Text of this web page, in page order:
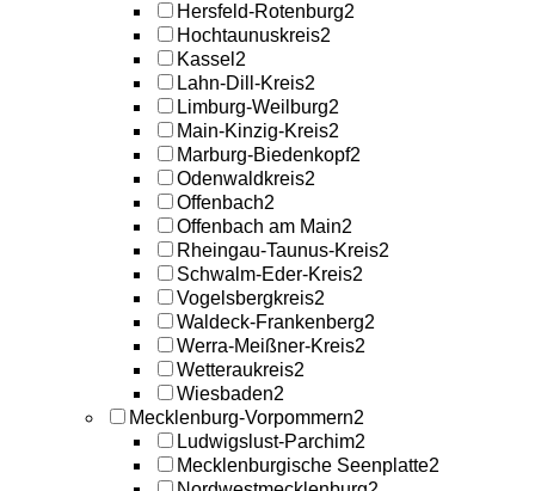
Hersfeld-Rotenburg2
Hochtaunuskreis2
Kassel 2
Lahn-Dill-Kreis2
Limburg-Weilburg2
Main-Kinzig-Kreis2
Marburg-Biedenkopf2
Odenwaldkreis2
Offenbach2
Offenbach am Main2
Rheingau-Taunus-Kreis2
Schwalm-Eder-Kreis2
Vogelsbergkreis2
Waldeck-Frankenberg2
Werra-Meißner-Kreis2
Wetteraukreis2
Wiesbaden2
Mecklenburg-Vorpommern2
Ludwigslust-Parchim2
Mecklenburgische Seenplatte2